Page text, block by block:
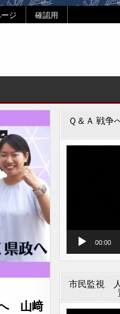
ジ 確認用
へ 山﨑
Ｑ＆Ａ 戦争
00:00
市民監視